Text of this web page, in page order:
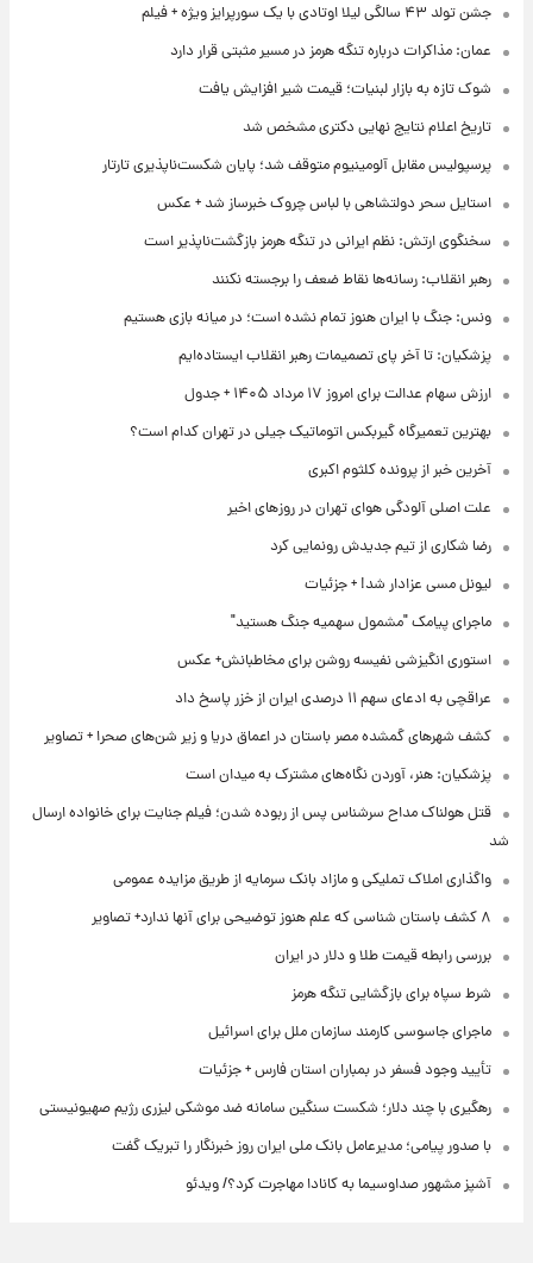
جشن تولد ۴۳ سالگی لیلا اوتادی با یک سورپرایز ویژه + فیلم
عمان: مذاکرات درباره تنگه هرمز در مسیر مثبتی قرار دارد
شوک تازه به بازار لبنیات؛ قیمت شیر افزایش یافت
تاریخ اعلام نتایج نهایی دکتری مشخص شد
پرسپولیس مقابل آلومینیوم متوقف شد؛ پایان شکست‌ناپذیری تارتار
استایل سحر دولتشاهی با لباس چروک خبرساز شد + عکس
سخنگوی ارتش: نظم ایرانی در تنگه هرمز بازگشت‌ناپذیر است
رهبر انقلاب: رسانه‌ها نقاط ضعف را برجسته نکنند
ونس: جنگ با ایران هنوز تمام نشده است؛ در میانه بازی هستیم
پزشکیان: تا آخر پای تصمیمات رهبر انقلاب ایستاده‌ایم
ارزش سهام عدالت برای امروز ۱۷ مرداد ۱۴۰۵ + جدول
بهترین تعمیرگاه گیربکس اتوماتیک جیلی در تهران کدام است؟
آخرین خبر از پرونده کلثوم اکبری
علت اصلی آلودگی هوای تهران در روزهای اخیر
رضا شکاری از تیم جدیدش رونمایی کرد
لیونل مسی عزادار شد! + جزئیات
ماجرای پیامک "مشمول سهمیه جنگ هستید"
استوری انگیزشی نفیسه روشن برای مخاطبانش+ عکس
عراقچی به ادعای سهم ۱۱ درصدی ایران از خزر پاسخ داد
کشف شهرهای گمشده مصر باستان در اعماق دریا و زیر شن‌های صحرا + تصاویر
پزشکیان: هنر، آوردن نگاه‌های مشترک به میدان است
قتل هولناک مداح سرشناس پس از ربوده شدن؛ فیلم جنایت برای خانواده ارسال
شد
واگذاری املاک تملیکی و مازاد بانک سرمایه از طریق مزایده عمومی
۸ کشف باستان شناسی که علم هنوز توضیحی برای آنها ندارد+ تصاویر
بررسی رابطه قیمت طلا و دلار در ایران
شرط سپاه برای بازگشایی تنگه هرمز
ماجرای جاسوسی کارمند سازمان ملل برای اسرائیل
تأیید وجود فسفر در بمباران استان فارس + جزئیات
رهگیری با چند دلار؛ شکست سنگین سامانه ضد موشکی لیزری رژیم صهیونیستی
با صدور پیامی؛ مدیرعامل بانک ملی ایران روز خبرنگار را تبریک گفت
آشپز مشهور صداوسیما به کانادا مهاجرت کرد؟/ ویدئو